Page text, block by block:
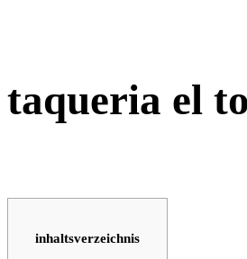
taqueria el
inhaltsverzeichnis